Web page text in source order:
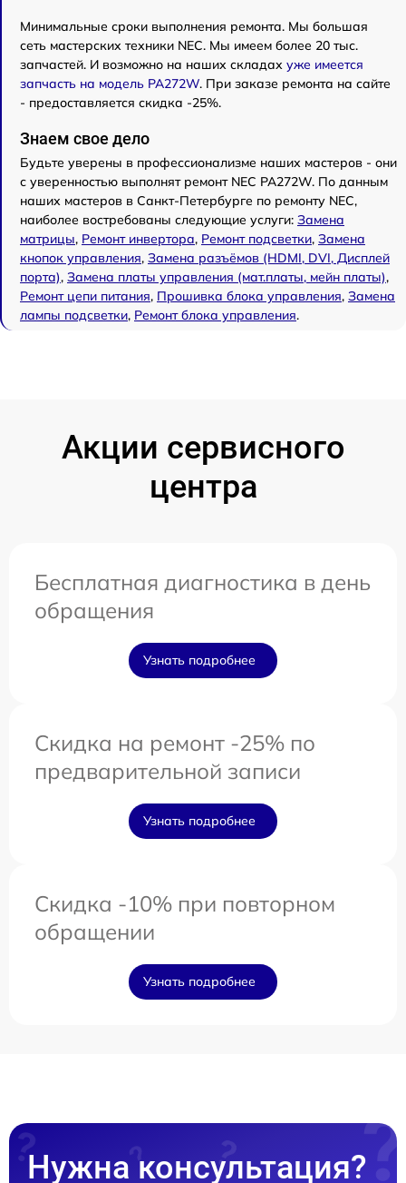
Минимальные сроки выполнения ремонта. Мы большая
сеть мастерских техники NEC. Мы имеем более 20 тыс.
запчастей. И возможно на наших складах уже имеется
запчасть на модель PA272W. При заказе ремонта на сайте
- предоставляется скидка -25%.
Знаем свое дело
Будьте уверены в профессионализме наших мастеров - они
с уверенностью выполнят ремонт NEC PA272W. По данным
наших мастеров в Санкт-Петербурге по ремонту NEC,
наиболее востребованы следующие услуги: Замена
матрицы, Ремонт инвертора, Ремонт подсветки, Замена
кнопок управления, Замена разъёмов (HDMI, DVI, Дисплей
порта), Замена платы управления (мат.платы, мейн платы),
Ремонт цепи питания, Прошивка блока управления, Замена
лампы подсветки, Ремонт блока управления.
Акции сервисного
центра
Бесплатная диагностика в день
обращения
Узнать подробнее
Скидка на ремонт -25% по
предварительной записи
Узнать подробнее
Скидка -10% при повторном
обращении
Узнать подробнее
Нужна консультация?